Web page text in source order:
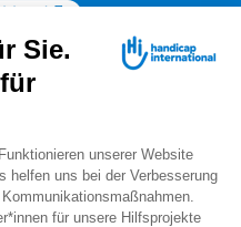
101 | 80337
|
76 06 17 (Mo-Do 9:00 –